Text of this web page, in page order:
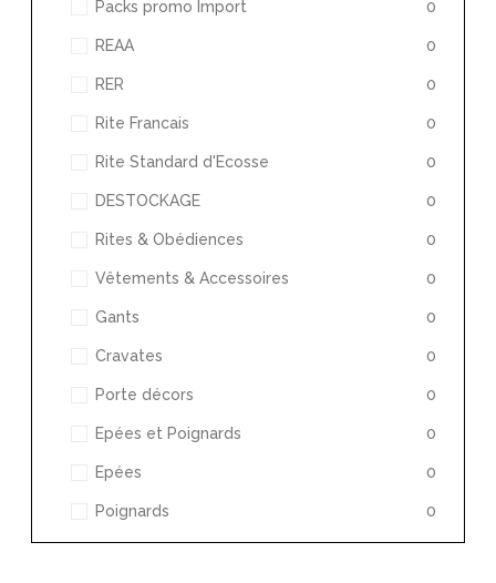
Packs promo Import 0
REAA 0
RER 0
Rite Francais 0
Rite Standard d'Ecosse 0
DESTOCKAGE 0
Rites & Obédiences 0
Vêtements & Accessoires 0
Gants 0
Cravates 0
Porte décors 0
Epées et Poignards 0
Epées 0
Poignards 0